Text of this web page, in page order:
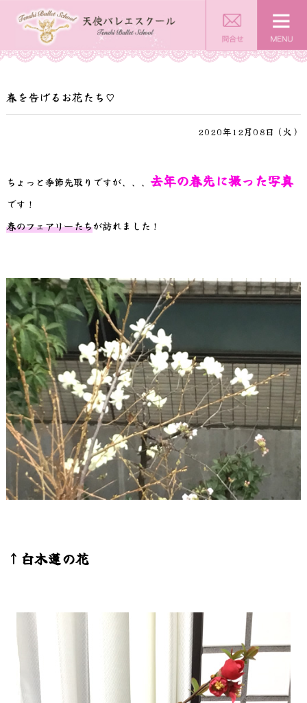
春を告げるお花たち♡
2020年12月08日（火）
ちょっと季節先取りですが、、、 去年の春先に撮った写真
です！
春のフェアリーたちが訪れました！
↑白木蓮の花